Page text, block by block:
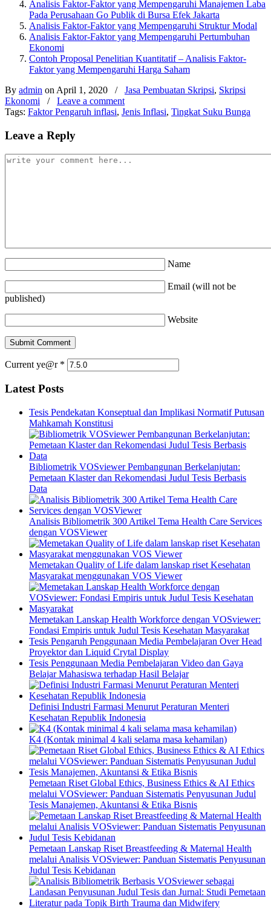
Analisis Faktor-Faktor yang Mempengaruhi Manajemen Laba
Pada Perusahaan Go Publik di Bursa Efek Jakarta
Analisis Faktor-Faktor yang Mempengaruhi Struktur Modal
Analisis Faktor-Faktor yang Mempengaruhi Pertumbuhan
Ekonomi
Contoh Proposal Penelitian Kuantitatif – Analisis Faktor-
Faktor yang Mempengaruhi Harga Saham
By admin on April 1, 2020 / Jasa Pembuatan Skripsi, Skripsi
Ekonomi
/ Leave a comment
Tags: Faktor Pengaruh inflasi, Jenis Inflasi, Tingkat Suku Bunga
Leave a Reply
Name
Email (will not be
published)
Website
Current ye@r *
Latest Posts
Tesis Pendekatan Konseptual dan Implikasi Normatif Putusan
Mahkamah Konstitusi
Bibliometrik VOSviewer Pembangunan Berkelanjutan:
Pemetaan Klaster dan Rekomendasi Judul Tesis Berbasis
Data
Analisis Bibliometrik 300 Artikel Tema Health Care Services
dengan VOSViewer
Memetakan Quality of Life dalam lanskap riset Kesehatan
Masyarakat menggunakan VOS Viewer
Memetakan Lanskap Health Workforce dengan VOSviewer:
Fondasi Empiris untuk Judul Tesis Kesehatan Masyarakat
Tesis Pengaruh Penggunaan Media Pembelajaran Over Head
Proyektor dan Liquid Crytal Display
Tesis Penggunaan Media Pembelajaran Video dan Gaya
Belajar Mahasiswa terhadap Hasil Belajar
Definisi Industri Farmasi Menurut Peraturan Menteri
Kesehatan Republik Indonesia
K4 (Kontak minimal 4 kali selama masa kehamilan)
Pemetaan Riset Global Ethics, Business Ethics & AI Ethics
melalui VOSviewer: Panduan Sistematis Penyusunan Judul
Tesis Manajemen, Akuntansi & Etika Bisnis
Pemetaan Lanskap Riset Breastfeeding & Maternal Health
melalui Analisis VOSviewer: Panduan Sistematis Penyusunan
Judul Tesis Kebidanan